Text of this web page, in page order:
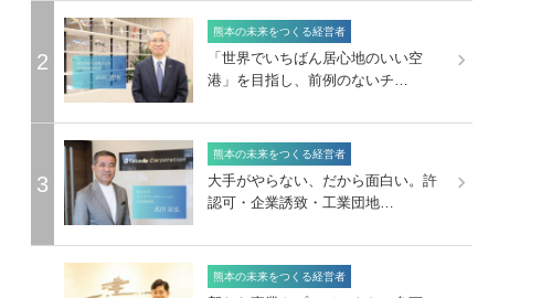
2
熊本の未来をつくる経営者
「世界でいちばん居心地のいい空
港」を目指し、前例のないチ…
3
熊本の未来をつくる経営者
大手がやらない、だから面白い。許
認可・企業誘致・工業団地…
熊本の未来をつくる経営者